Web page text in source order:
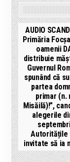
AUDIO
Primăria
oamenii
distribuie
Guvernul
spunând că
partea
primar (n.
Misăilă)!”,
alegerile
Autoritățile
invitate să ia